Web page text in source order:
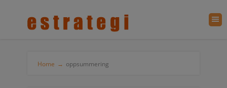
Home → oppsummering